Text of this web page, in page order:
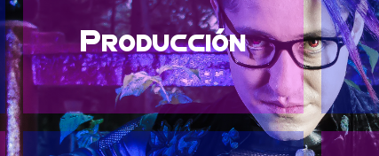
Producción
Producción
Productor audiovisual y de
nuevas generaciones.